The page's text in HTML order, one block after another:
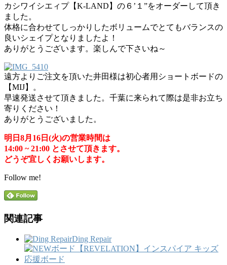
カシワイシエィプ【K-LAND】の６’１”をオーダーして頂き
ました。
体格に合わせてしっかりしたボリュームでとてもバランスの
良いシェイプとなりましたよ！
ありがとうございます。楽しんで下さいね～
遠方よりご注文を頂いた井田様は初心者用ショートボードの
【MIJ】。
早速発送させて頂きました。千葉に来られて際は是非お立ち
寄りください！
ありがとうございました。
明日8月16日(火)の営業時間は
14:00 ~ 21:00 とさせて頂きます。
どうぞ宜しくお願いします。
Follow me!
関連記事
Ding Repair